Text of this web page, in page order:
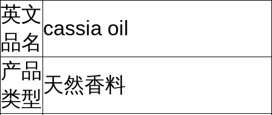
英文
品名
cassia oil
产品
类型
天然香料